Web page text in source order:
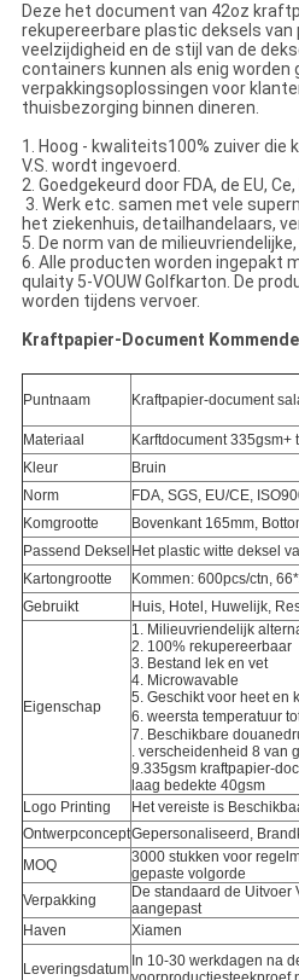
Deze het document van 42oz
rekupereerbare plastic deksels van
veelzijdigheid en de stijl van de
containers kunnen als enig worden
verpakkingsoplossingen voor
thuisbezorging binnen dineren.
1. Hoog - kwaliteits100% zuiver
V.S. wordt ingevoerd.
2. Goedgekeurd door FDA, de EU, Ce,
3. Werk etc. samen met vele
het ziekenhuis, detailhandelaars,
5. De norm van de
6. Alle producten worden ingepakt
qulaity 5-VOUW Golfkarton. De
worden tijdens vervoer.
Kraftpapier-Document
Puntnaam Kraftpapier-document
Materiaal
Karftdocument
Kleur
Bruin
Norm
FDA, SGS, EU/CE,
Komgrootte
Bovenkant 165mm,
Passend Deksel Het plastic witte deksel
Kartongrootte
Kommen: 600pcs/ctn,
Gebruikt
Huis, Hotel, Huwelijk,
Eigenschap
1. Milieuvriendelijk
2. 100% rekupereerbaar
3. Bestand lek en vet
4. Microwavable
5. Geschikt voor heet en
6. weersta temperatuur
7. Beschikbare
. verscheidenheid 8 van
9.335gsm kraftpapier-
laag bedekte 40gsm
Logo Printing
Het vereiste is
OntwerpconceptGepersonaliseerd,
MOQ
3000 stukken voor
gepaste volgorde
Verpakking
De standaard de Uitvoer
aangepast
Haven
Xiamen
Leveringsdatum In 10-30 werkdagen na